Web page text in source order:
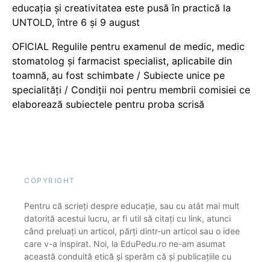
educația și creativitatea este pusă în practică la
UNTOLD, între 6 și 9 august
OFICIAL Regulile pentru examenul de medic, medic
stomatolog și farmacist specialist, aplicabile din
toamnă, au fost schimbate / Subiecte unice pe
specialități / Condiții noi pentru membrii comisiei ce
elaborează subiectele pentru proba scrisă
COPYRIGHT
Pentru că scrieți despre educație, sau cu atât mai mult
datorită acestui lucru, ar fi util să citați cu link, atunci
când preluați un articol, părți dintr-un articol sau o idee
care v-a inspirat. Noi, la EduPedu.ro ne-am asumat
această conduită etică și sperăm că și publicațiile cu